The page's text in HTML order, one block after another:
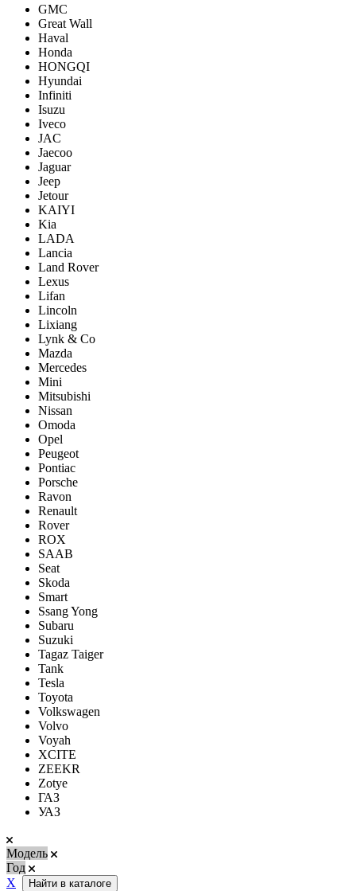
GMC
Great Wall
Haval
Honda
HONGQI
Hyundai
Infiniti
Isuzu
Iveco
JAC
Jaecoo
Jaguar
Jeep
Jetour
KAIYI
Kia
LADA
Lancia
Land Rover
Lexus
Lifan
Lincoln
Lixiang
Lynk & Co
Mazda
Mercedes
Mini
Mitsubishi
Nissan
Omoda
Opel
Peugeot
Pontiac
Porsсhe
Ravon
Renault
Rover
ROX
SAAB
Seat
Skoda
Smart
Ssang Yong
Subaru
Suzuki
Tagaz Taiger
Tank
Tesla
Toyota
Volkswagen
Volvo
Voyah
XCITE
ZEEKR
Zotye
ГАЗ
УАЗ
Модель
Год
Х
Найти в каталоге